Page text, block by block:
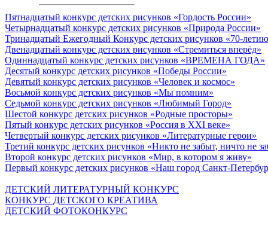
Пятнадцатый конкурс детских рисунков «Гордость России»
Четырнадцатый конкурс детских рисунков «Природа России»
Тринадцатый Ежегодный Конкурс детских рисунков «70-
Двенадцатый конкурс детских рисунков «Стремиться вперёд»
Одиннадцатый конкурс детских рисунков «ВРЕМЕНА ГОДА»
Десятый конкурс детских рисунков «Победы России»
Девятый конкурс детских рисунков «Человек и космос»
Восьмой конкурс детских рисунков «Мы помним»
Седьмой конкурс детских рисунков «Любимый Город»
Шестой конкурс детских рисунков «Родные просторы»
Пятый конкурс детских рисунков «Россия в XXI веке»
Четвертый конкурс детских рисунков «Литературные герои»
Третий конкурс детских рисунков «Никто не забыт, ничто не
Второй конкурс детских рисунков «Мир, в котором я живу»
Первый конкурс детских рисунков «Наш город Санкт-
ДЕТСКИЙ ЛИТЕРАТУРНЫЙ КОНКУРС
КОНКУРС ДЕТСКОГО КРЕАТИВА
ДЕТСКИЙ ФОТОКОНКУРС